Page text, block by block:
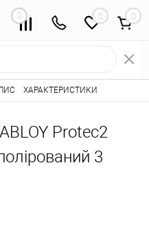
0 0
товарів ⭐ • Серцевини
Protec2
3
ХАРАКТЕРИСТИКИ